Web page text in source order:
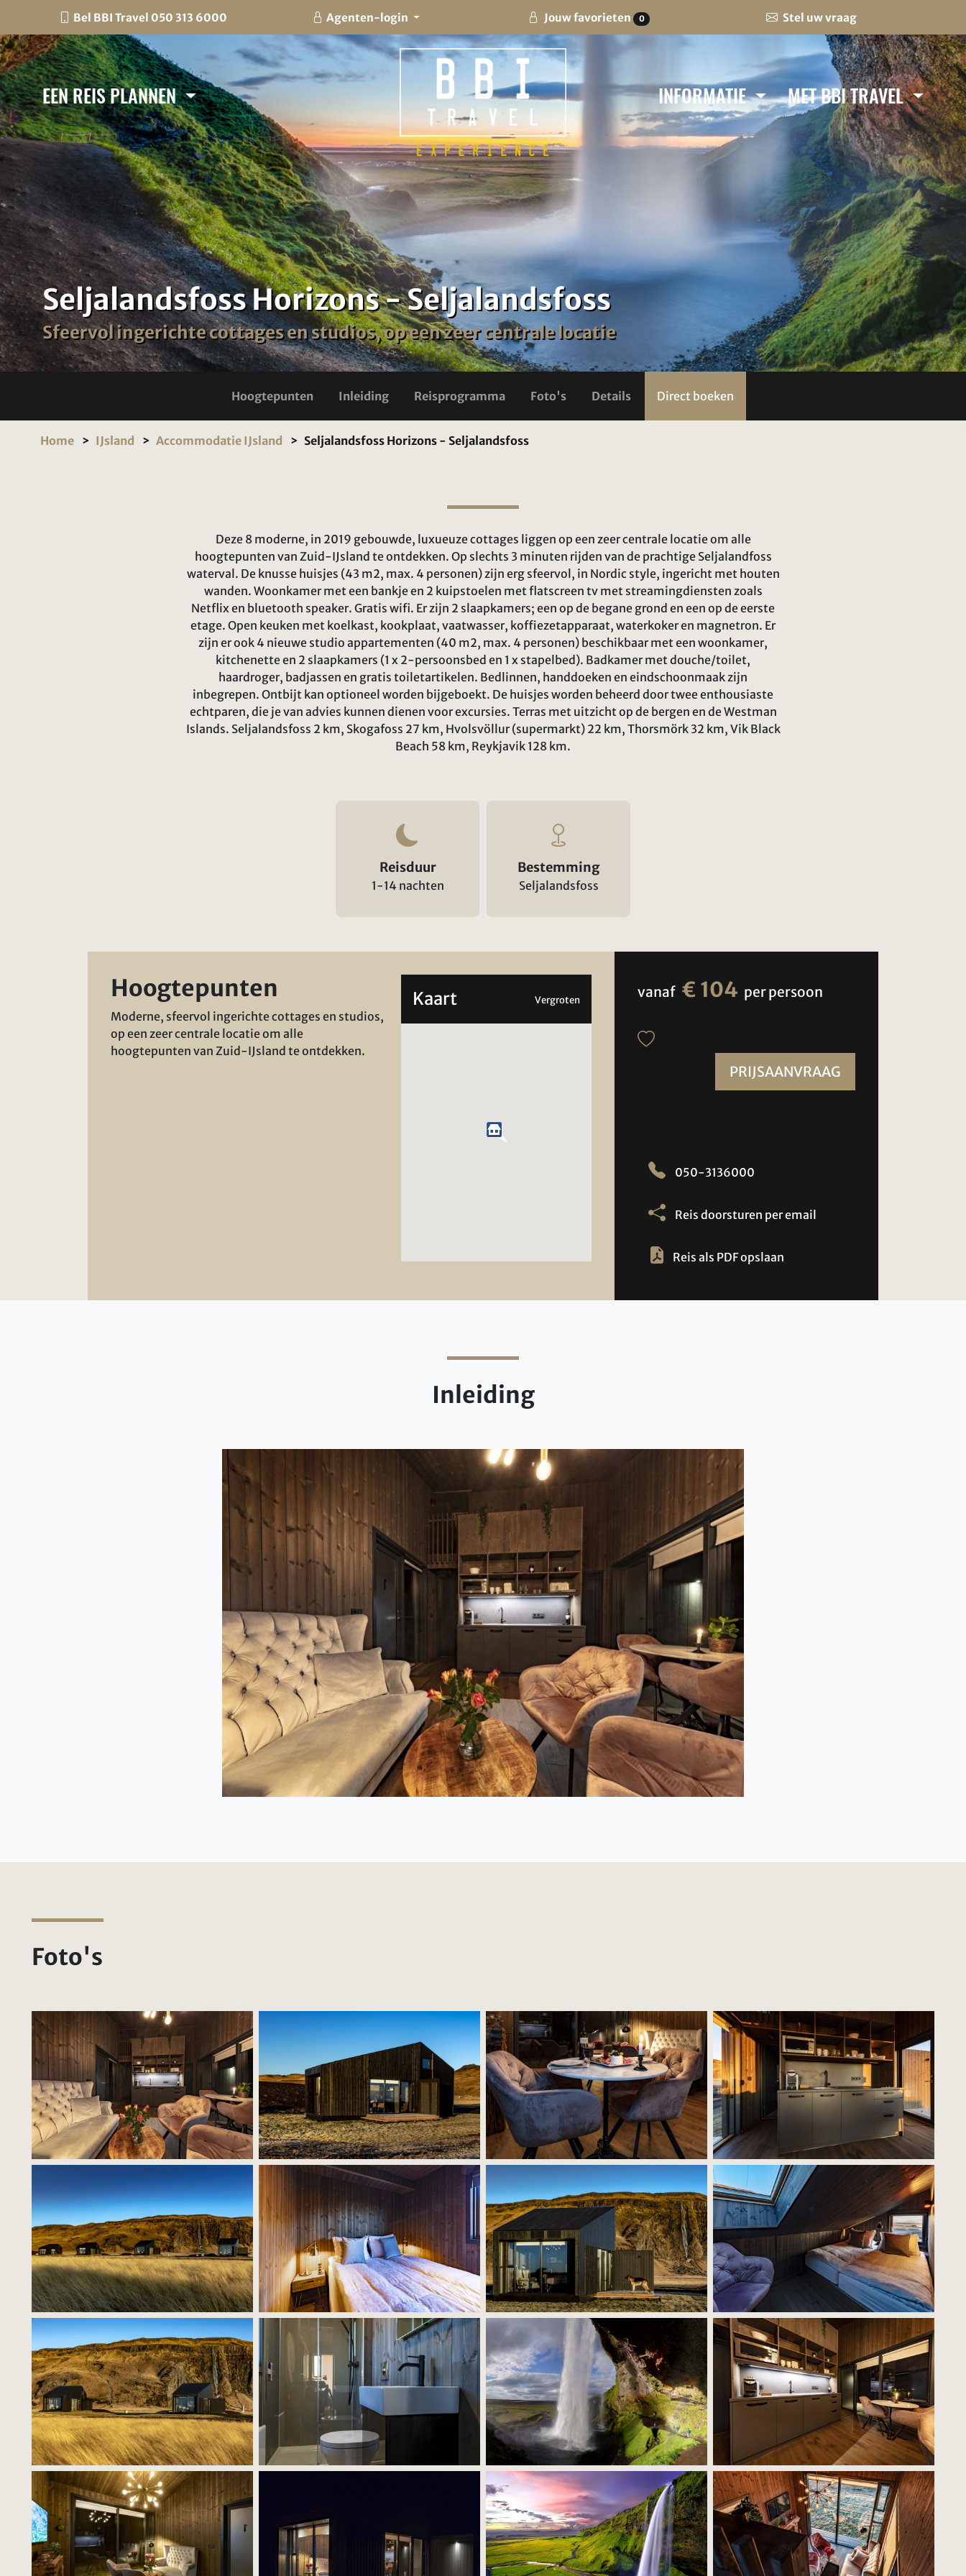
Bel BBI Travel 050 313 6000 Agenten-login Jouw favorieten 0 Stel uw vraag
EEN REIS PLANNEN INFORMATIE MET BBI TRAVEL
Seljalandsfoss Horizons - Seljalandsfoss
Sfeervol ingerichte cottages en studios, op een zeer centrale locatie
Hoogtepunten Inleiding Reisprogramma Foto's Details Direct boeken
Home IJsland Accommodatie IJsland Seljalandsfoss Horizons - Seljalandsfoss
Deze 8 moderne, in 2019 gebouwde, luxueuze cottages liggen op een zeer centrale locatie om alle
hoogtepunten van Zuid-IJsland te ontdekken. Op slechts 3 minuten rijden van de prachtige Seljalandfoss
waterval. De knusse huisjes (43 m2, max. 4 personen) zijn erg sfeervol, in Nordic style, ingericht met houten
wanden. Woonkamer met een bankje en 2 kuipstoelen met flatscreen tv met streamingdiensten zoals
Netflix en bluetooth speaker. Gratis wifi. Er zijn 2 slaapkamers; een op de begane grond en een op de eerste
etage. Open keuken met koelkast, kookplaat, vaatwasser, koffiezetapparaat, waterkoker en magnetron. Er
zijn er ook 4 nieuwe studio appartementen (40 m2, max. 4 personen) beschikbaar met een woonkamer,
kitchenette en 2 slaapkamers (1 x 2-persoonsbed en 1 x stapelbed). Badkamer met douche/toilet,
haardroger, badjassen en gratis toiletartikelen. Bedlinnen, handdoeken en eindschoonmaak zijn
inbegrepen. Ontbijt kan optioneel worden bijgeboekt. De huisjes worden beheerd door twee enthousiaste
echtparen, die je van advies kunnen dienen voor excursies. Terras met uitzicht op de bergen en de Westman
Islands. Seljalandsfoss 2 km, Skogafoss 27 km, Hvolsvöllur (supermarkt) 22 km, Thorsmörk 32 km, Vik Black
Beach 58 km, Reykjavik 128 km.
Reisduur
1-14 nachten
Bestemming
Seljalandsfoss
Hoogtepunten
Moderne, sfeervol ingerichte cottages en studios,
op een zeer centrale locatie om alle
hoogtepunten van Zuid-IJsland te ontdekken.
Kaart Vergroten vanaf € 104 per persoon
PRIJSAANVRAAG
050-3136000
Reis doorsturen per email
Reis als PDF opslaan
Inleiding
Foto's